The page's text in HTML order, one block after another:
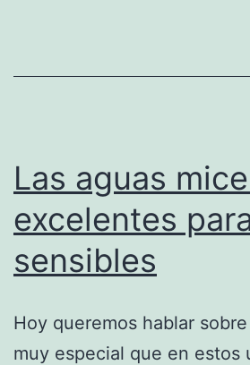
Las aguas
excelentes
sensibles
Hoy queremos hablar
muy especial que en estos